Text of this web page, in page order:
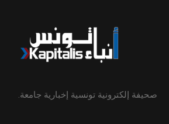
صحيفة إلكترونية تونسية إخبارية جامعة.